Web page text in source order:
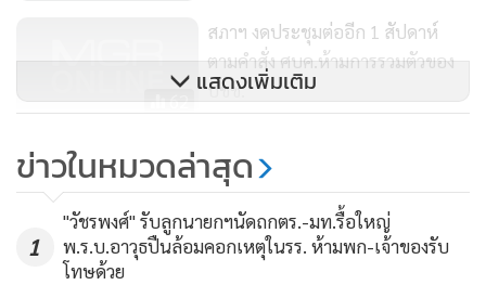
62
สภาฯ งดประชุมต่ออีก 1 สัปดาห์
ตามคำสั่ง ศบค.ห้ามการรวมตัวของ
ปชช.
165
มกรอบ ซักเดือดงบล็อกดาวน์
กทม.จี้ตั้งศูนย์เฉพาะกิจตามเขต
แสดงเพิ่มเติม
ข่าวในหมวดล่าสุด
1
"วัชรพงศ์" รับลูกนายกฯนัดถกตร.-มท.รื้อใหญ่
พ.ร.บ.อาวุธปืนล้อมคอกเหตุในรร. ห้ามพก-เจ้าของรับ
โทษด้วย